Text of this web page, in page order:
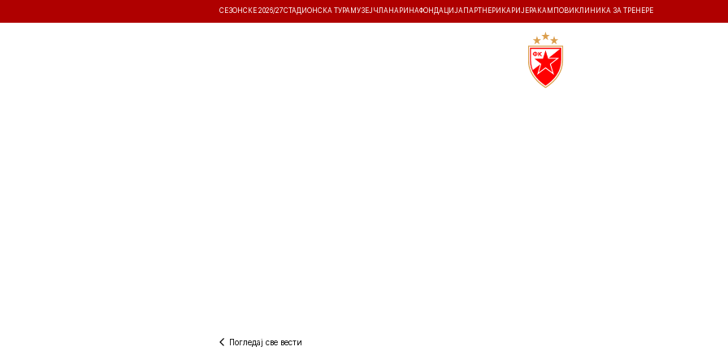
СЕЗОНСКЕ 2026/27СТАДИОНСКА ТУРА МУЗЕЈ ЧЛАНАРИНАФОНДАЦИЈА ПАРТНЕРИ КАРИЈЕРА КАМПОВИ КЛИНИКА ЗА ТРЕНЕРЕ
Погледај све вести